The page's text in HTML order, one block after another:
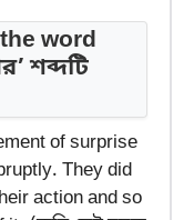
word
শব্দটি
of surprise
They did
action and so